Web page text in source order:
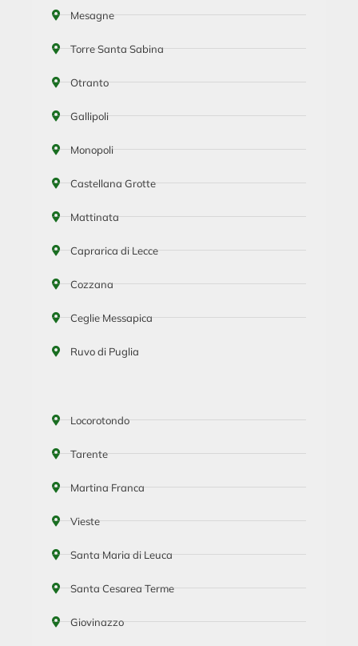
Mesagne
Torre Santa Sabina
Otranto
Gallipoli
Monopoli
Castellana Grotte
Mattinata
Caprarica di Lecce
Cozzana
Ceglie Messapica
Ruvo di Puglia
Locorotondo
Tarente
Martina Franca
Vieste
Santa Maria di Leuca
Santa Cesarea Terme
Giovinazzo